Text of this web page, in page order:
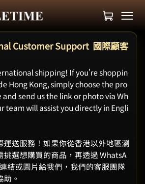
Customer Support 國際顧客
shipping! If you're shoppin
Hong Kong, simply choose the pro
send us the link or photo via Wh
team will assist you directly in Engli
運送服務！如果你從香港以外地區瀏
挑選想購買的商品，再透過 WhatsA
結或圖片給我們，我們的客服團隊
。